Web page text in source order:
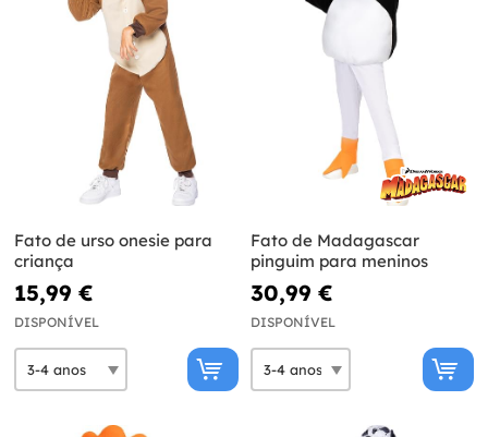
Fato de urso onesie para
criança
15,99 €
DISPONÍVEL
Fato de Madagascar
pinguim para meninos
30,99 €
DISPONÍVEL